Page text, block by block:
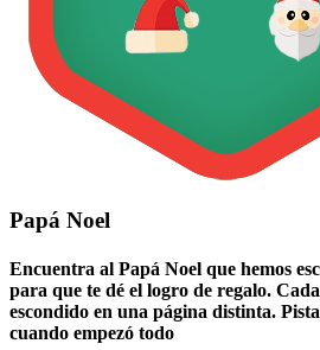
Papá Noel
Encuentra al Papá Noel que hemos
para que te dé el logro de regalo.
escondido en una página distinta.
cuando empezó todo